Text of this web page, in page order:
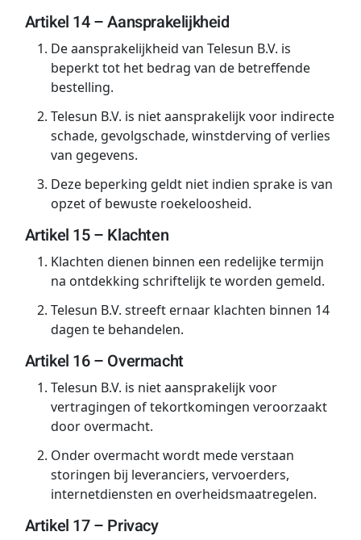
Artikel 14 – Aansprakelijkheid
De aansprakelijkheid van Telesun B.V. is
beperkt tot het bedrag van de betreffende
bestelling.
Telesun B.V. is niet aansprakelijk voor indirecte
schade, gevolgschade, winstderving of verlies
van gegevens.
Deze beperking geldt niet indien sprake is van
opzet of bewuste roekeloosheid.
Artikel 15 – Klachten
Klachten dienen binnen een redelijke termijn
na ontdekking schriftelijk te worden gemeld.
Telesun B.V. streeft ernaar klachten binnen 14
dagen te behandelen.
Artikel 16 – Overmacht
Telesun B.V. is niet aansprakelijk voor
vertragingen of tekortkomingen veroorzaakt
door overmacht.
Onder overmacht wordt mede verstaan
storingen bij leveranciers, vervoerders,
internetdiensten en overheidsmaatregelen.
Artikel 17 – Privacy